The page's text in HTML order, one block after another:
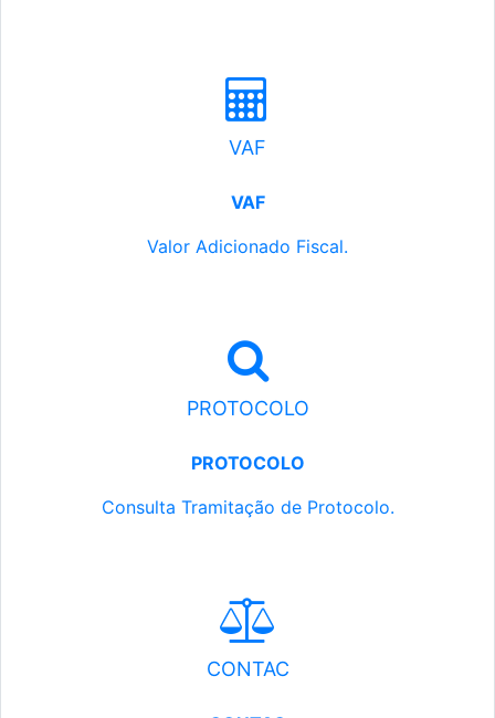
VAF
VAF
Valor Adicionado Fiscal.
PROTOCOLO
PROTOCOLO
Consulta Tramitação de Protocolo.
CONTAC